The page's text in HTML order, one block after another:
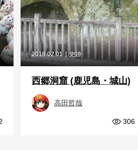
2019.02.01 史跡
西郷洞窟 (鹿児島・城山)
高田哲哉
306